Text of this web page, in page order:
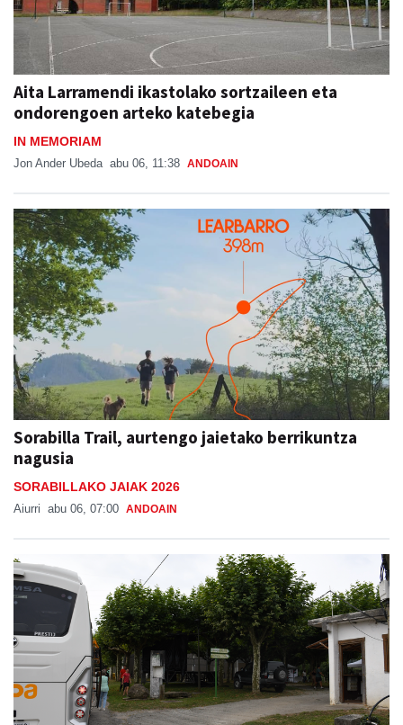
Aita Larramendi ikastolako sortzaileen eta
ondorengoen arteko katebegia
IN MEMORIAM
Jon Ander Ubeda abu 06, 11:38 ANDOAIN
Sorabilla Trail, aurtengo jaietako berrikuntza
nagusia
SORABILLAKO JAIAK 2026
Aiurri abu 06, 07:00 ANDOAIN